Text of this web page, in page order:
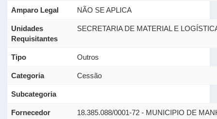
Amparo Legal NÃO SE APLICA
Unidades
Requisitantes
SECRETARIA DE MATERIAL E
Tipo Outros
Categoria Cessão
Subcategoria
Fornecedor 18.385.088/0001-72 - MUNICIPIO DE